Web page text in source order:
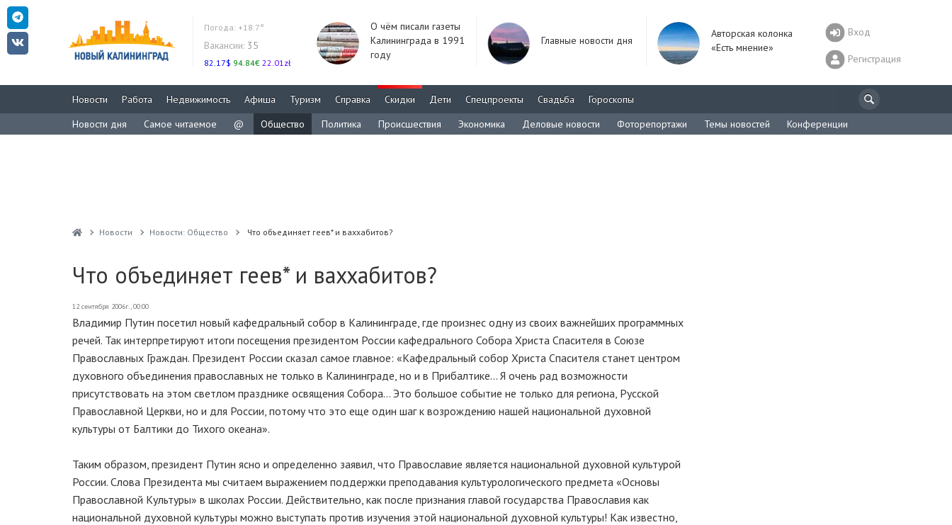
Погода: +18.7°
Вакансии: 35
82.17$ 94.84€ 22.01zł
О чём писали газеты
Калининграда в 1991
году
Главные новости дня
Авторская колонка
«Есть мнение»
Вход
Регистрация
Новости Работа Недвижимость Афиша Туризм Справка Скидки Дети Спецпроекты Свадьба
Гороскопы
Новости дня
Самое читаемое @ Общество Политика Происшествия Экономика Деловые новости Фоторепортажи Темы новостей Конференции
Новости Новости: Общество Что объединяет геев* и ваххабитов?
Что объединяет геев* и ваххабитов?
12 сентября 2006г., 00:00
Владимир Путин посетил новый кафедральный собор в Калининграде, где произнес одну из своих важнейших программных
речей. Так интерпретируют итоги посещения президентом России кафедрального Собора Христа Спасителя в Союзе
Православных Граждан. Президент России сказал самое главное: «Кафедральный собор Христа Спасителя станет центром
духовного объединения православных не только в Калининграде, но и в Прибалтике... Я очень рад возможности
присутствовать на этом светлом празднике освящения Собора... Это большое событие не только для региона, Русской
Православной Церкви, но и для России, потому что это еще один шаг к возрождению нашей национальной духовной
культуры от Балтики до Тихого океана».
Таким образом, президент Путин ясно и определенно заявил, что Православие является национальной духовной культурой
России. Слова Президента мы считаем выражением поддержки преподавания культурологического предмета «Основы
Православной Культуры» в школах России. Действительно, как после признания главой государства Православия как
национальной духовной культуры можно выступать против изучения этой национальной духовной культуры! Как известно,